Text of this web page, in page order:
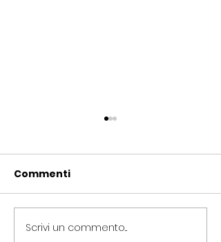
Periferie, Colucci
Commenti
Scrivi un commento...